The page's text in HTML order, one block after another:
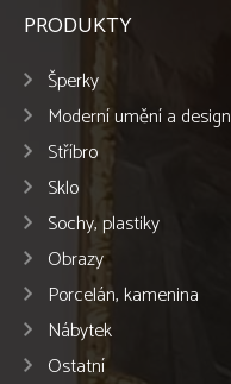
PRODUKTY
Šperky
Moderní umění a design
Stříbro
Sklo
Sochy, plastiky
Obrazy
Porcelán, kamenina
Nábytek
Ostatní